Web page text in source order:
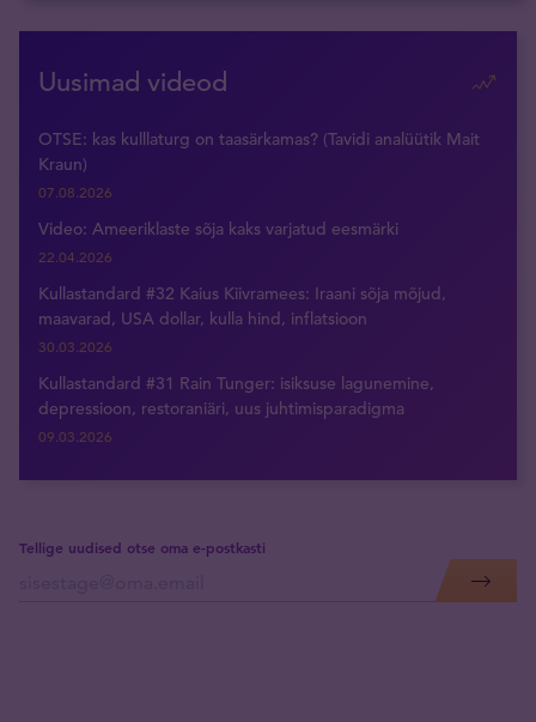
Uusimad videod
OTSE: kas kulllaturg on taasärkamas? (Tavidi analüütik Mait
Kraun)
07.08.2026
Video: Ameeriklaste sõja kaks varjatud eesmärki
22.04.2026
Kullastandard #32 Kaius Kiivramees: Iraani sõja mõjud,
maavarad, USA dollar, kulla hind, inflatsioon
30.03.2026
Kullastandard #31 Rain Tunger: isiksuse lagunemine,
depressioon, restoraniäri, uus juhtimisparadigma
09.03.2026
Tellige uudised otse oma e-postkasti